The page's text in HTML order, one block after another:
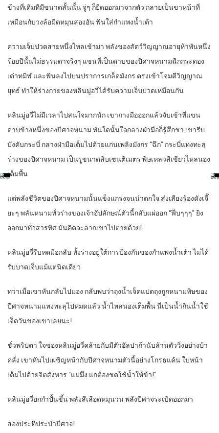
ข้างที่เดิมทีมีขนาดสั้นนั้น จู่ๆ ก็ยืดออกมาจากตัว กลายเป็นขาหน้าที่
เหมือนกับวงล้อมีดหมุนสองอัน ฟันใส่กำแพงน้ำเต้า
ความเจ็บปวดสายหนึ่งไหลเข้ามา พลังของสัตว์วิญญาณอายุห้าพันหนึ่ง
ร้อยปีนั้นไม่ธรรมดาจริงๆ แขนที่เป็นดาบของปีศาจหนามฉีกกระดอง
เต่าทมิฬ และฟันลงไปบนปราการเกล็ดมังกร ตรงเข้าโจมตีวิญญาณ
ยุทธ์ ทำให้ร่างกายของหลินมู่อวี่ได้รับความเจ็บปวดเหมือนกัน
หลินมู่อวี่ไม่มีเวลาไปสนใจมากนัก เขากางมือออกแล้วจับเข้าที่แขน
ดาบข้างหนึ่งของปีศาจหนาม ทันใดนั้นใจกลางฝ่ามือก็รู้สึกชา เขารีบ
บังคับกระบี่ กลางฝ่ามือเต็มไปด้วยแก่นเพลิงมังกร “ฉึก” กระบี่แทงทะลุ
ร่างของปีศาจหนาม เป็นรูขนาดสิบเซนติเมตร พิษเหลวสีเขียวไหลนอง
เต็มพื้น
แต่พลังชีวิตของปีศาจหนามนั้นแข็งแกร่งจนน่าตกใจ ส่งเสียงร้องดังเจี๊
ยะๆ พลันหนามทั่วร่างของเจ้าอัปลักษณ์ตัวนี้กลับแผ่ออก “ฟึ่บๆๆๆ” ยิง
ออกมาทั่วสารทิศ มันคิดจะลากเขาไปตายด้วย!
หลินมู่อวี่รีบหดมือกลับ ทั้งร่างอยู่ใต้การป้องกันของกำแพงน้ำเต้า ไม่ได้
รับบาดเจ็บแม้แต่นิดเดียว
ทว่าเมื่อเขาหันกลับไปมอง กลับพบว่าถุงน้ำเจ็ดแปดถุงถูกหนามพิษของ
ปีศาจหนามแทงทะลุไปหมดแล้ว น้ำไหลนองเต็มพื้น นี่เป็นน้ำกินน้ำใช้
เจ็ดวันของเขาเลยนะ!
ชั่วพริบตา ใจของหลินมู่อวี่คล้ายกับมีตัวอัลปาก้านับล้านตัววิ่งอย่างบ้า
คลั่ง เขาหันไปเผชิญหน้ากับปีศาจหนามตัวนี้อย่างโกรธแค้น ใบหน้า
เต็มไปด้วยจิตสังหาร “แม่มึง แกต้องชดใช้น้ำให้ข้า!”
หลินมู่อวี่ยกกำปั้นขึ้น พลังสีเลือดหมุนวน พลังปีศาจระเบิดออกมา
สองประทีประบำปีศาจ!